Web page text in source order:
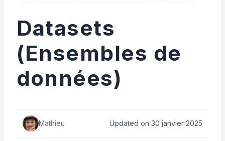
Datasets
(Ensembles de
données)
Mathieu Updated on 30 janvier 2025